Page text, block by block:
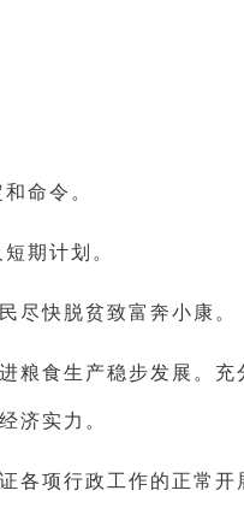
命令。
期计划。
尽快脱贫致富奔小康。
粮食生产稳步发展。
济实力。
各项行政工作的正常开